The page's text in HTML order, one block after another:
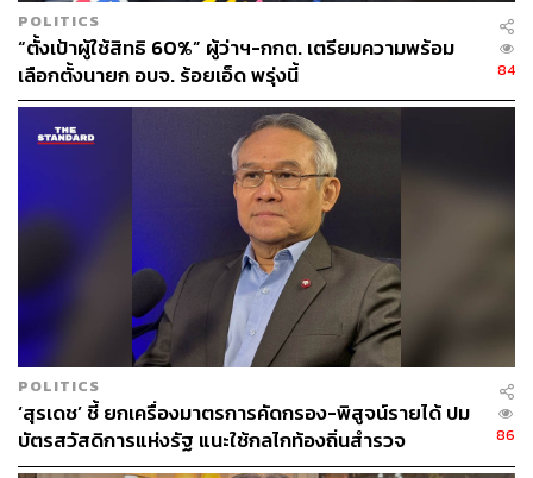
THE STANDARD TEAM
กองบรรณาธิการ THE STANDARD
POLITICS
“ตั้งเป้าผู้ใช้สิทธิ 60%” ผู้ว่าฯ-กกต. เตรียมความพร้อม
เลือกตั้งนายก อบจ. ร้อยเอ็ด พรุ่งนี้
84
POLITICS
‘สุรเดช’ ชี้ ยกเครื่องมาตรการคัดกรอง-พิสูจน์รายได้ ปม
บัตรสวัสดิการแห่งรัฐ แนะใช้กลไกท้องถิ่นสำรวจ
86